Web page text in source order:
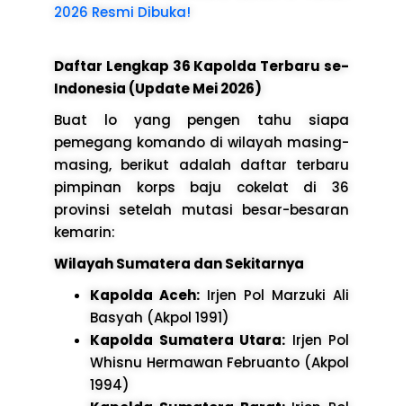
2026 Resmi Dibuka!
Daftar Lengkap 36 Kapolda Terbaru se-
Indonesia (Update Mei 2026)
Buat lo yang pengen tahu siapa
pemegang komando di wilayah masing-
masing, berikut adalah daftar terbaru
pimpinan korps baju cokelat di 36
provinsi setelah mutasi besar-besaran
kemarin:
Wilayah Sumatera dan Sekitarnya
Kapolda Aceh: Irjen Pol Marzuki Ali
Basyah (Akpol 1991)
Kapolda Sumatera Utara: Irjen Pol
Whisnu Hermawan Februanto (Akpol
1994)